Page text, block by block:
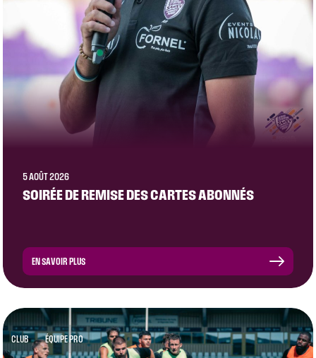
5 AOÛT 2026
SOIRÉE DE REMISE DES CARTES ABONNÉS
EN SAVOIR PLUS
CLUB ÉQUIPE PRO